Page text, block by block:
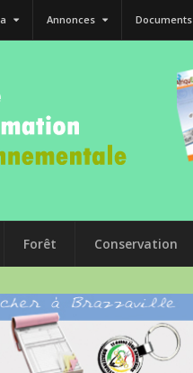
Annonces Documents
Forêt Conservation